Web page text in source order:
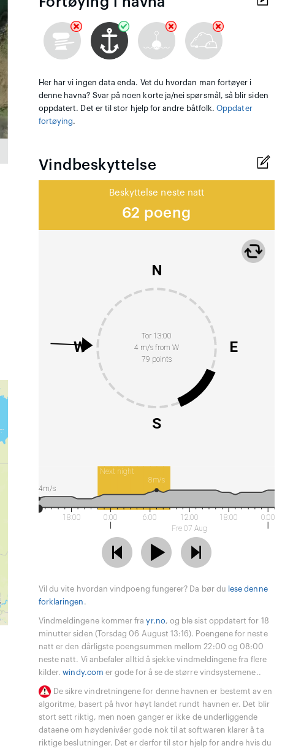
Her har vi ingen data enda. Vet du hvordan man fortøyer i
denne havna? Svar på noen korte ja/nei spørsmål, så blir siden
oppdatert. Det er til stor hjelp for andre båtfolk.Oppdater
fortøying.
Vindbeskyttelse
Beskyttelse neste natt
62 poeng
Tor 13:00
4 m/s from W
79 points
N
E
S
W
Next night
18:00 0:00 6:00
12:00
Fre 07 Aug
18:00 0:00
8m/s
4m/s
Vil du vite hvordan vindpoeng fungerer? Da bør du lese denne
forklaringen .
Vindmeldingene kommer frayr.no, og ble sist oppdatert for 18
minutter siden (Torsdag 06 August 13:16). Poengene for neste
natt er den dårligste poengsummen mellom 22:00 og 08:00
neste natt. Vi anbefaler alltid å sjekke vindmeldingene fra flere
kilder.windy.com er gode for å se de større vindsystemene..
De sikre vindretningene for denne havnen er bestemt av en
algoritme, basert på hvor høyt landet rundt havnen er. Det blir
stort sett riktig, men noen ganger er ikke de underliggende
dataene om høydenivåer gode nok til at softwaren klarer å ta
riktige beslutninger. Det er derfor til stor hjelp for andre hvis du